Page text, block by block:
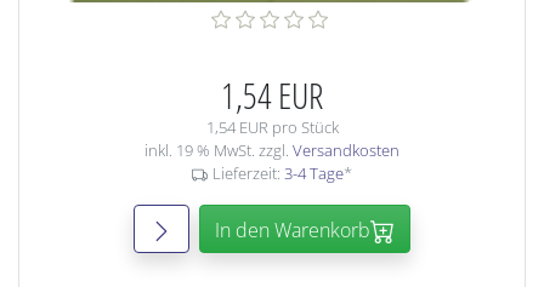
1,54 EUR
1,54 EUR pro Stück
inkl. 19 % MwSt. zzgl. Versandkosten
Lieferzeit: 3-4 Tage*
In den Warenkorb